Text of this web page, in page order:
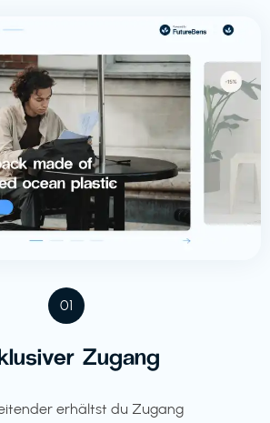
01
Zugang
erhältst du Zugang